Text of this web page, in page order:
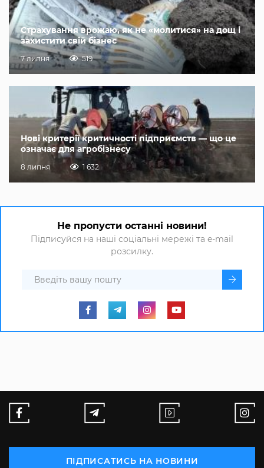
Страхування врожаю, як не «молитися» на дощ і
захистити свій бізнес
7 липня 519
Нові критерії критичності підприємств — що це
означає для агробізнесу
8 липня 1 632
Не пропусти останні новини!
Підписуйся на наші соціальні мережі та e-mail
розсилку.
ПІДПИСАТИСЬ НА НОВИНИ